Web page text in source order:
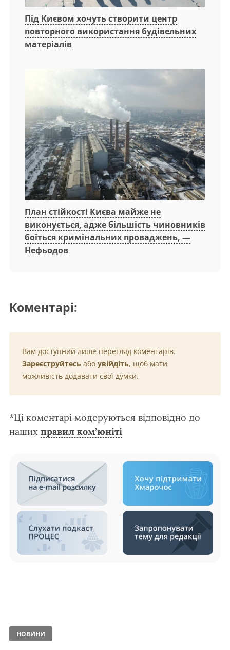
Під Києвом хочуть створити центр
повторного використання будівельних
матеріалів
План стійкості Києва майже не
виконується, адже більшість чиновників
боїться кримінальних проваджень, —
Нефьодов
Коментарі:
Вам доступний лише перегляд коментарів.
Зареєструйтесь або увійдіть, щоб мати
можливість додавати свої думки.
*Ці коментарі модеруються відповідно до
наших правил ком’юніті
НОВИНИ